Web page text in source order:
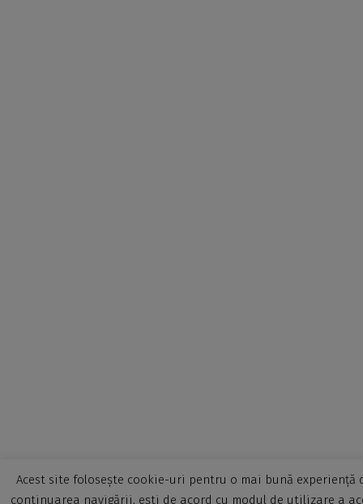
Acest site folosește cookie-uri pentru o mai bună experiență
continuarea navigării, ești de acord cu modul de utilizare a